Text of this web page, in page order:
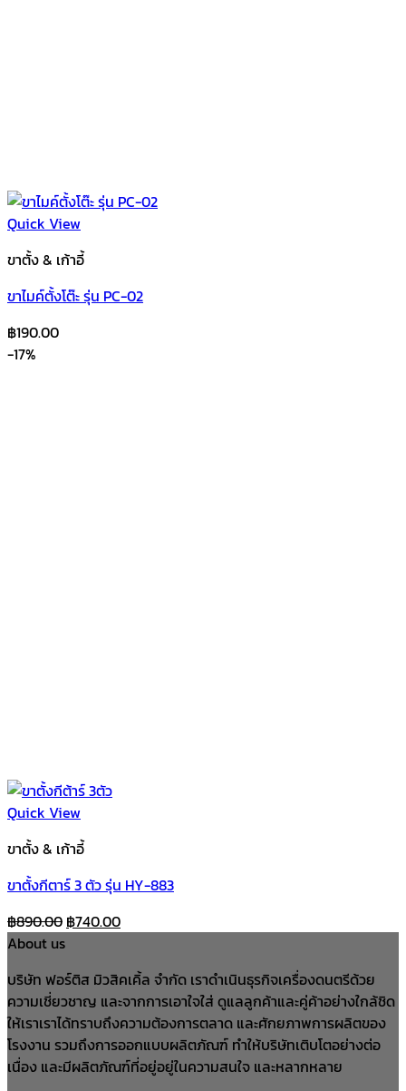
Quick View
ขาตั้ง & เก้าอี้
ขาไมค์ตั้งโต๊ะ รุ่น PC-02
฿190.00
-17%
Quick View
ขาตั้ง & เก้าอี้
ขาตั้งกีตาร์ 3 ตัว รุ่น HY-883
฿890.00 Original
฿890.00.
฿740.00Current
฿740.00.
About us
บริษัท ฟอร์ติส มิวสิคเคิ้ล จำกัด เราดำเนินธุรกิจเครื่องดนตรีด้วย
ความเชี่ยวชาญ และจากการเอาใจใส่ ดูแลลูกค้าและคู่ค้าอย่างใกล้ชิด
ให้เราเราได้ทราบถึงความต้องการตลาด และศักยภาพการผลิตของ
โรงงาน รวมถึงการออกแบบผลิตภัณฑ์ ทำให้บริษัทเติบโตอย่างต่อ
เนื่อง และมีผลิตภัณฑ์ที่อยู่อยู่ในความสนใจ และหลากหลาย